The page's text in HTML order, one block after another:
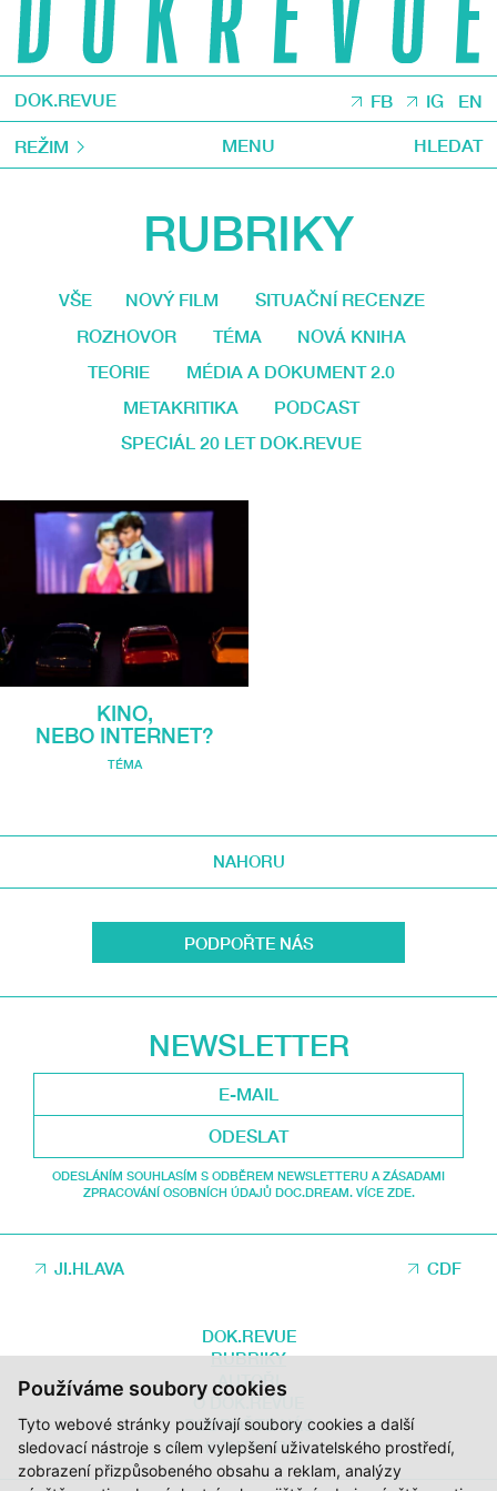
Používáme soubory cookies
Tyto webové stránky používají soubory cookies a další
sledovací nástroje s cílem vylepšení uživatelského prostředí,
zobrazení přizpůsobeného obsahu a reklam, analýzy
DOK.REVUE FB IG EN
REŽIM MENU HLEDAT
RUBRIKY
VŠE NOVÝ FILM
SITUAČNÍ RECENZE
ROZHOVOR
TÉMA
NOVÁ KNIHA
TEORIE
MÉDIA A DOKUMENT 2.0
METAKRITIKA
PODCAST
SPECIÁL 20 LET DOK.REVUE
KINO,
NEBO INTERNET?
TÉMA
NAHORU
PODPOŘTE NÁS
NEWSLETTER
ODESLAT
ODESLÁNÍM SOUHLASÍM S ODBĚREM NEWSLETTERU A ZÁSADAMI
ZPRACOVÁNÍ OSOBNÍCH ÚDAJŮ DOC.DREAM. VÍCE ZDE.
JI.HLAVA CDF
DOK.REVUE
RUBRIKY
AUTOŘI
O DOK.REVUE
PODPOŘTE NÁS
KONTAKTY